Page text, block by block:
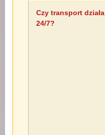
Czy transport działa
24/7?